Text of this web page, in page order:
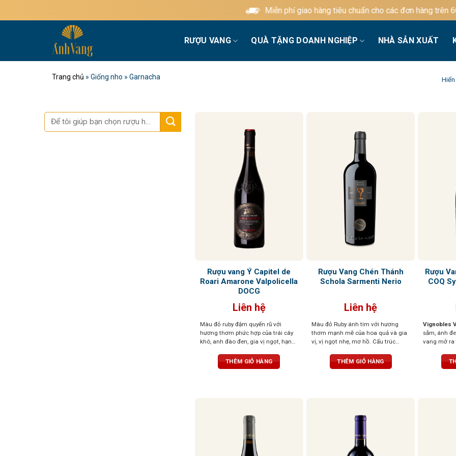
qua
Miễn phí giao hàng tiêu chuẩn cho các đơn hàng trên
RƯỢU VANG QUÀ TẶNG DOANH NGHIỆP NHÀ SẢN XUẤT
Trang chủ » Giống nho » Garnacha
Tìm
kiếm:
Rượu vang Ý Capitel de
Roari Amarone Valpolicella
DOCG
Liên hệ
Màu đỏ ruby đậm quyến rũ với
hương thơm phức hợp của trái cây
khô, anh đào đen, gia vị ngọt, hạnh
sâu cuốn hút. Vị rượu đậm đà, dày
dặn với trái cây đen, vị đất, thịt đậm
THÊM GIỎ HÀNG
Rượu Vang Chén Thánh
Schola Sarmenti Nerio
Liên hệ
Màu đỏ Ruby ánh tím với hương
thơm mạnh mẽ của hoa quả và gia
vị, vị ngọt nhẹ, mơ hồ. Cấu trúc
THÊM GIỎ HÀNG
Rượu
COQ
Vignobles
sẫm, ánh
vang mở ra
xen lẫn
thảo mộc